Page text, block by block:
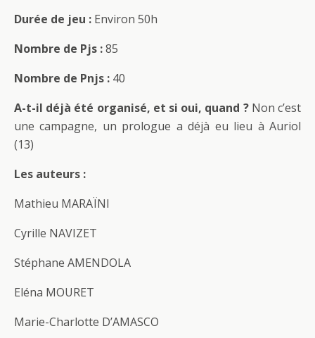
Durée de jeu : Environ 50h
Nombre de Pjs :85
Nombre de Pnjs : 40
A-t-il déjà été organisé, et si oui, quand ?Non c’est
une campagne, un prologue a déjà eu lieu à Auriol
(13)
Les auteurs :
Mathieu MARAÏNI
Cyrille NAVIZET
Stéphane AMENDOLA
Eléna MOURET
Marie-Charlotte D’AMASCO